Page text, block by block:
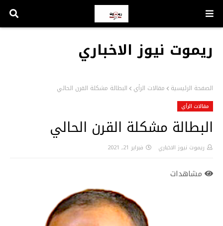
ريموت نيوز الاخباري
الصفحة الرئيسية مقالات الرأي البطالة مشكلة القرن الحالي
مقالات الرأي
البطالة مشكلة القرن الحالي
ريموت نيوز الاخباري فبراير 21, 2021
مشاهدات